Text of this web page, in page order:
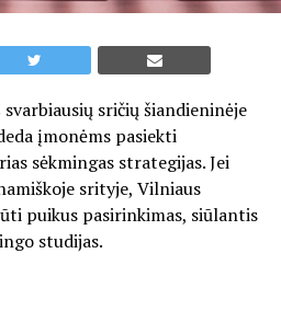
sričių šiandieninėje
įmonėms pasiekti
sėkmingas strategijas. Jei
srityje, Vilniaus
puikus pasirinkimas, siūlantis
studijas.